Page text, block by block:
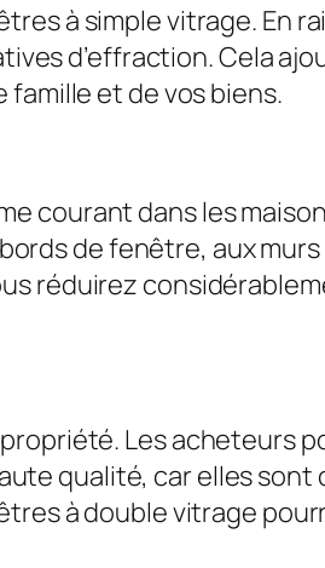
à simple vitrage. En
d’effraction. Cela
et de vos biens.
courant dans les
de fenêtre, aux
réduirez
Les acheteurs
qualité, car elles sont
à double vitrage